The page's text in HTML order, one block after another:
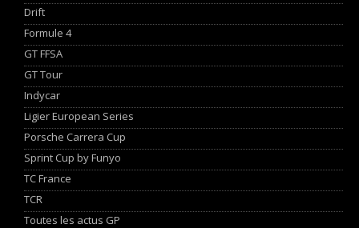
Drift
Formule 4
GT FFSA
GT Tour
Indycar
Ligier European Series
Porsche Carrera Cup
Sprint Cup by Funyo
TC France
TCR
Toutes les actus GP